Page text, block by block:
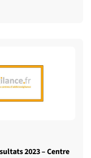
2023 – Centre